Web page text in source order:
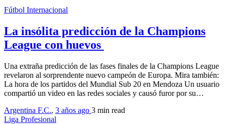
Fútbol Internacional
La insólita predicción de la Champions
League con huevos
Una extraña predicción de las fases finales de la Champions League
revelaron al sorprendente nuevo campeón de Europa. Mira también:
La hora de los partidos del Mundial Sub 20 en Mendoza Un usuario
compartió un video en las redes sociales y causó furor por su…
Argentina F.C., 3 años ago 3 min read
Liga Profesional